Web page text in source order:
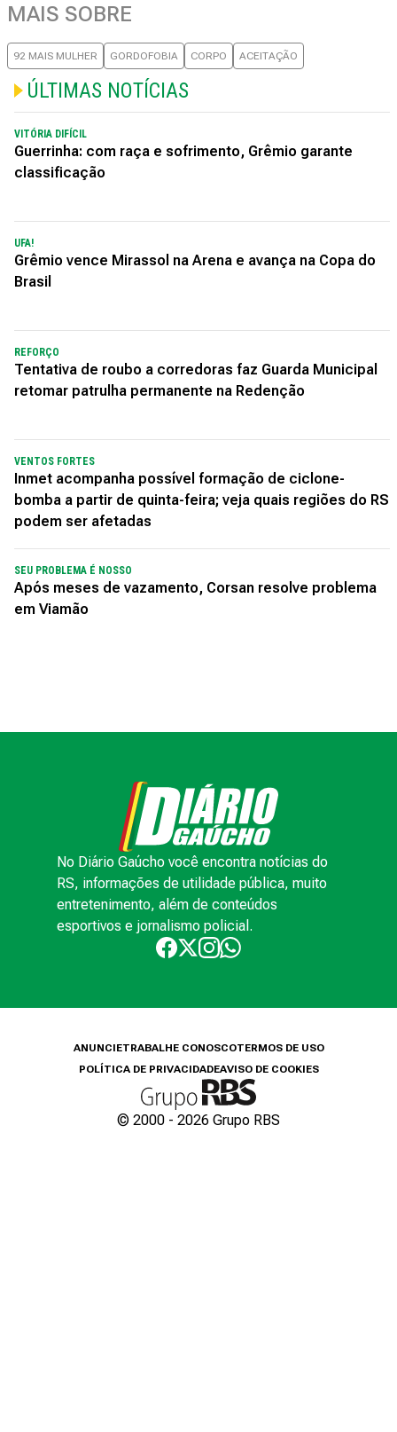
MAIS SOBRE
92 MAIS MULHER GORDOFOBIA CORPO ACEITAÇÃO
ÚLTIMAS NOTÍCIAS
VITÓRIA DIFÍCIL
Guerrinha: com raça e sofrimento, Grêmio garante
classificação
UFA!
Grêmio vence Mirassol na Arena e avança na Copa do
Brasil
REFORÇO
Tentativa de roubo a corredoras faz Guarda Municipal
retomar patrulha permanente na Redenção
VENTOS FORTES
Inmet acompanha possível formação de ciclone-
bomba a partir de quinta-feira; veja quais regiões do RS
podem ser afetadas
SEU PROBLEMA É NOSSO
Após meses de vazamento, Corsan resolve problema
em Viamão
No Diário Gaúcho você encontra notícias do
RS, informações de utilidade pública, muito
entretenimento, além de conteúdos
esportivos e jornalismo policial.
ANUNCIETRABALHE CONOSCOTERMOS DE USO
POLÍTICA DE PRIVACIDADEAVISO DE COOKIES
© 2000 - 2026 Grupo RBS